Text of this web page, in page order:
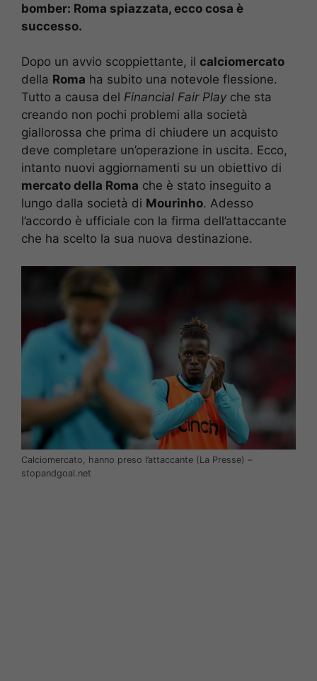
bomber: Roma spiazzata, ecco cosa è
successo.
Dopo un avvio scoppiettante, il calciomercato
della Roma ha subito una notevole flessione.
Tutto a causa del Financial Fair Play che sta
creando non pochi problemi alla società
giallorossa che prima di chiudere un acquisto
deve completare un’operazione in uscita. Ecco,
intanto nuovi aggiornamenti su un obiettivo di
mercato della Roma che è stato inseguito a
lungo dalla società di Mourinho. Adesso
l’accordo è ufficiale con la firma dell’attaccante
che ha scelto la sua nuova destinazione.
Calciomercato, hanno preso l’attaccante (La Presse) –
stopandgoal.net